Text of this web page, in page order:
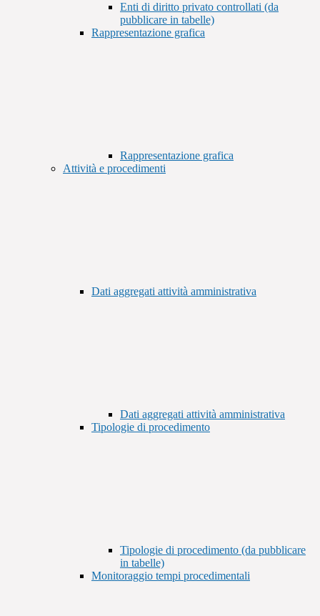
Enti di diritto privato controllati (da
pubblicare in tabelle)
Rappresentazione grafica
Rappresentazione grafica
Attività e procedimenti
Dati aggregati attività amministrativa
Dati aggregati attività amministrativa
Tipologie di procedimento
Tipologie di procedimento (da pubblicare
in tabelle)
Monitoraggio tempi procedimentali